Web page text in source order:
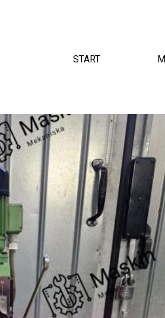
START